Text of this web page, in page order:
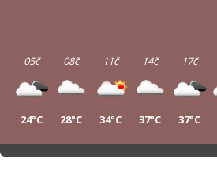
05č
24°C
08č
28°C
11č
34°C
14č
37°C
17č
37°C